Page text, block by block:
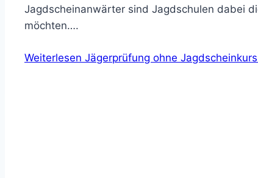
Jagdscheinanwärter sind Jagdschulen dabei
möchten….
Weiterlesen Jägerprüfung ohne